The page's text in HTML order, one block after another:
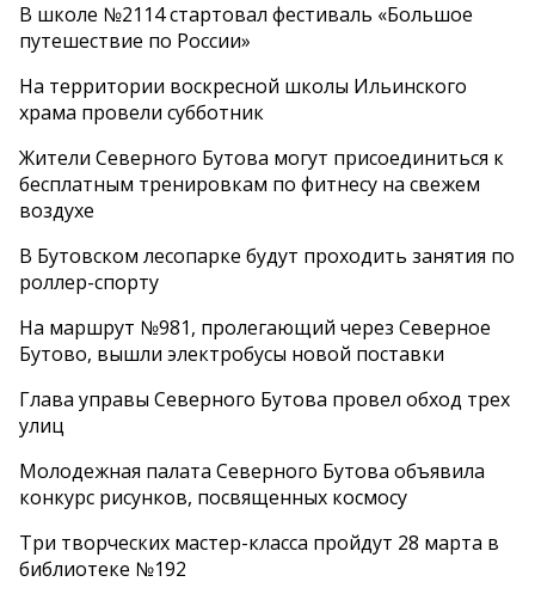
В школе №2114 стартовал фестиваль «Большое
путешествие по России»
На территории воскресной школы Ильинского
храма провели субботник
Жители Северного Бутова могут присоединиться к
бесплатным тренировкам по фитнесу на свежем
воздухе
В Бутовском лесопарке будут проходить занятия по
роллер-спорту
На маршрут №981, пролегающий через Северное
Бутово, вышли электробусы новой поставки
Глава управы Северного Бутова провел обход трех
улиц
Молодежная палата Северного Бутова объявила
конкурс рисунков, посвященных космосу
Три творческих мастер-класса пройдут 28 марта в
библиотеке №192